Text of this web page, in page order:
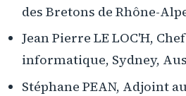
des Bretons de Rhône-
Jean Pierre LE LOC'H,
informatique, Sydney,
Stéphane PEAN, Adjoint